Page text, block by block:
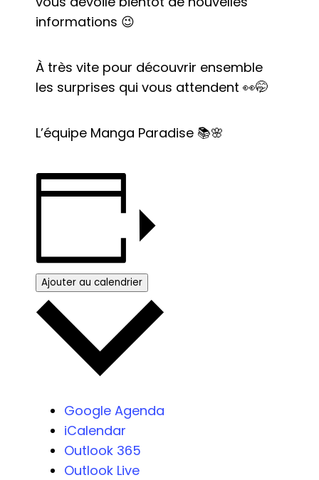
informations 😉
À très vite pour découvrir ensemble
les surprises qui vous attendent 👀🤭
L’équipe Manga Paradise 📚🌸
Ajouter au calendrier
Google Agenda
iCalendar
Outlook 365
Outlook Live